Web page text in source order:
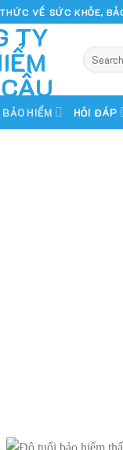
VỀ SỨC KHỎE,
BẢO HIỂM HỎI ĐÁP